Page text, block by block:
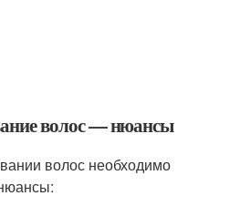
волос — нюансы
волос необходимо